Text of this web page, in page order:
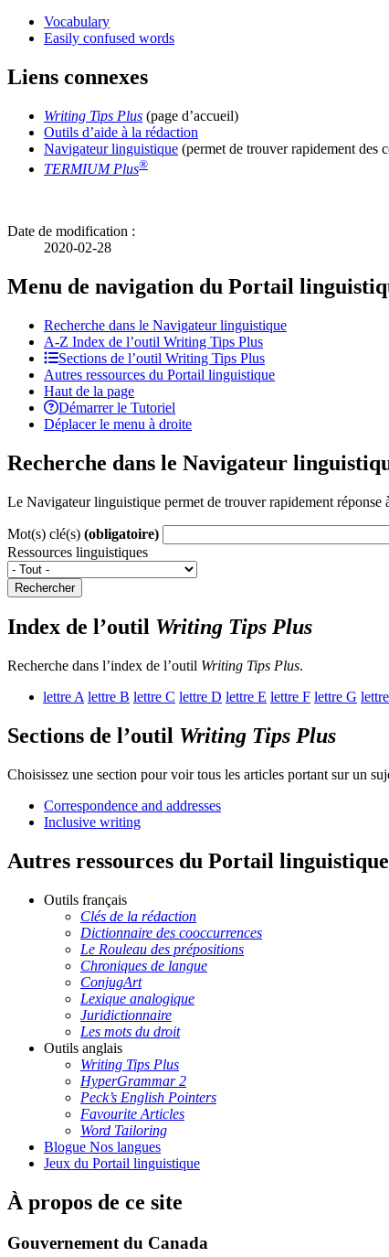
Vocabulary
Easily confused words
Liens connexes
Writing Tips Plus (page d’accueil)
Outils d’aide à la rédaction
Navigateur linguistique (permet de trouver rapidement des
TERMIUM Plus®
Date de modification :
2020-02-28
Menu de navigation du Portail
Recherche dans le Navigateur linguistique
A-Z Index de l’outil Writing Tips Plus
Sections de l’outil Writing Tips Plus
Autres ressources du Portail linguistique
Haut de la page
Démarrer le Tutoriel
Déplacer le menu à droite
Recherche dans le Navigateur
Le Navigateur linguistique permet de trouver rapidement réponse
Mot(s) clé(s) (obligatoire)
Ressources linguistiques
Rechercher
Index de l’outil Writing Tips Plus
Recherche dans l’index de l’outil Writing Tips Plus.
lettre A lettre B lettre C lettre D lettre E lettre F lettre G lettre
Sections de l’outil Writing Tips Plus
Choisissez une section pour voir tous les articles portant sur un
Correspondence and addresses
Inclusive writing
Autres ressources du Portail linguistique
Outils français
Clés de la rédaction
Dictionnaire des cooccurrences
Le Rouleau des prépositions
Chroniques de langue
ConjugArt
Lexique analogique
Juridictionnaire
Les mots du droit
Outils anglais
Writing Tips Plus
HyperGrammar 2
Peck’s English Pointers
Favourite Articles
Word Tailoring
Blogue Nos langues
Jeux du Portail linguistique
À propos de ce site
Gouvernement du Canada